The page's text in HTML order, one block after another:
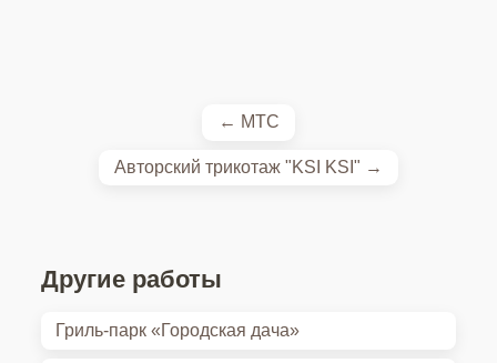
← МТС
Авторский трикотаж "KSI KSI" →
Другие работы
Гриль-парк «Городская дача»